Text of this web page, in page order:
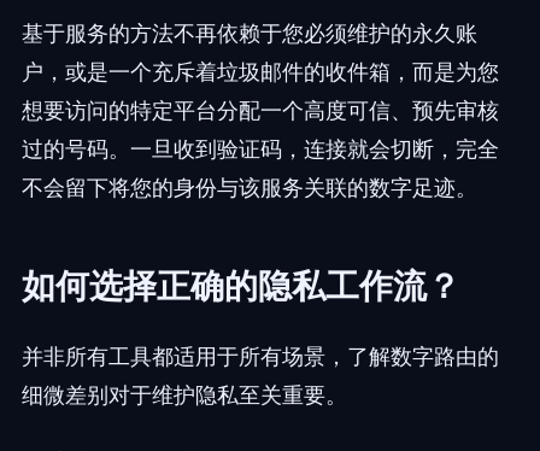
基于服务的方法不再依赖于您必须维护的永久账
户，或是一个充斥着垃圾邮件的收件箱，而是为您
想要访问的特定平台分配一个高度可信、预先审核
过的号码。一旦收到验证码，连接就会切断，完全
不会留下将您的身份与该服务关联的数字足迹。
如何选择正确的隐私工作流？
并非所有工具都适用于所有场景，了解数字路由的
细微差别对于维护隐私至关重要。